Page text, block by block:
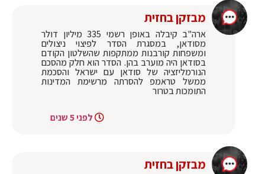
מבזקן בחזית
ארה"ב קיבלה באופן רשמי 335 מיליון דולר
מסודאן, במסגרת הסדר לפיצוי ניצולים
ומשפחות קורבנות ממתקפות שהשלטון הקודם
בסודאן היה מוערב בהן. הסדר הוא חלק מהסכם
הנורמליזציה של סודאן עם ישראל והסכמת
ממשל טראמפ להסרתה מרשימת המדינות
התומכות בטרור
לפני 5 שנים
מבזקן בחזית